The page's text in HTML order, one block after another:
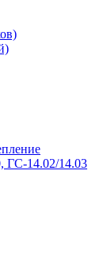
ГС-14.02/14.03